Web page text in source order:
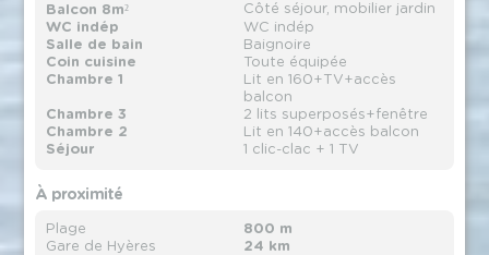
Balcon 8m²
Côté séjour, mobilier jardin
WC indép
WC indép
Salle de bain
Baignoire
Coin cuisine
Toute équipée
Chambre 1
Lit en 160+TV+accès
balcon
Chambre 3
2 lits superposés+fenêtre
Chambre 2
Lit en 140+accès balcon
Séjour
1 clic-clac + 1 TV
À proximité
Plage
800 m
Gare de Hyères
24 km